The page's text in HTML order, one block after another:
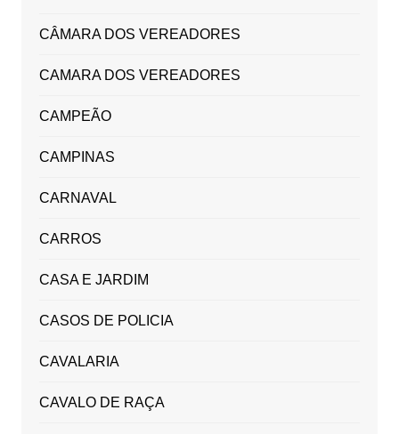
CÂMARA DOS VEREADORES
CAMARA DOS VEREADORES
CAMPEÃO
CAMPINAS
CARNAVAL
CARROS
CASA E JARDIM
CASOS DE POLICIA
CAVALARIA
CAVALO DE RAÇA